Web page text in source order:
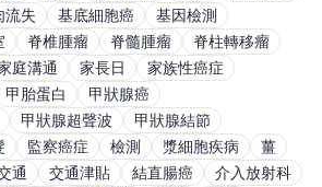
流失 基底細胞癌
基因檢測
脊椎腫瘤 脊髓腫瘤
脊柱轉移瘤
庭溝通 家長日
家族性癌症
甲胎蛋白
甲狀腺癌
甲狀腺超聲波
甲狀腺結節
監察癌症 檢測 漿細胞疾病
薑
通 交通津貼 結直腸癌
介入放射科